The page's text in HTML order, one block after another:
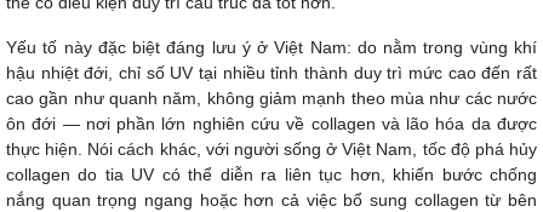
Yếu tố này đặc biệt đáng lưu ý ở Việt Nam: do nằm trong vùng khí
hậu nhiệt đới, chỉ số UV tại nhiều tỉnh thành duy trì mức cao đến rất
cao gần như quanh năm, không giảm mạnh theo mùa như các nước
ôn đới — nơi phần lớn nghiên cứu về collagen và lão hóa da được
thực hiện. Nói cách khác, với người sống ở Việt Nam, tốc độ phá hủy
collagen do tia UV có thể diễn ra liên tục hơn, khiến bước chống
nắng quan trọng ngang hoặc hơn cả việc bổ sung collagen từ bên